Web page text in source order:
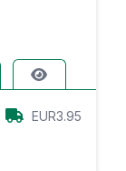
EUR3.95